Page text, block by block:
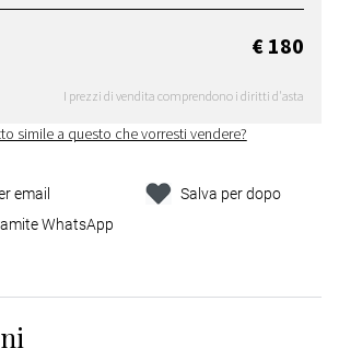
€ 180
I prezzi di vendita comprendono i diritti d'asta
simile a questo che vorresti vendere?
email
WhatsApp
Salva per dopo